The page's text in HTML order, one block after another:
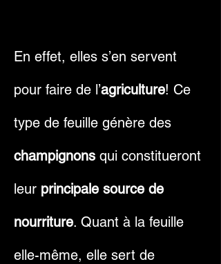
En effet, elles s’en servent
pour faire de l’agriculture! Ce
type de feuille génère des
champignons qui constitueront
leur principale source de
nourriture. Quant à la feuille
elle-même, elle sert de